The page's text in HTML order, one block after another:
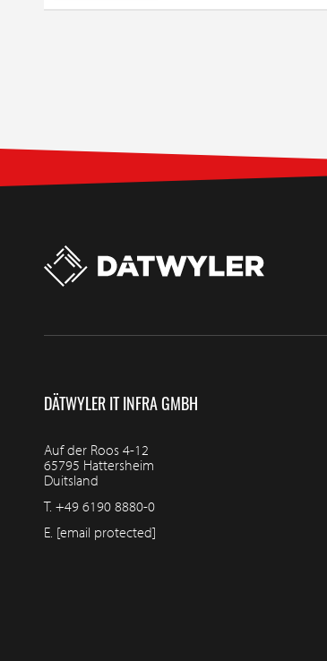
DÄTWYLER IT INFRA GMBH
Auf der Roos 4-12
65795 Hattersheim
Duitsland
T. +49 6190 8880-0
E. [email protected]